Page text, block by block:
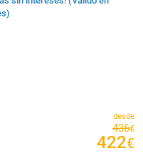
desde
436€
422€